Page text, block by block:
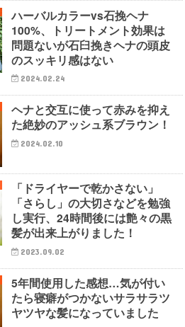
ハーバルカラーvs石挽ヘナ
100%、トリートメント効果は
問題ないが石臼挽きヘナの頭皮
のスッキリ感はない
2024.02.24
ヘナと交互に使って赤みを抑え
た絶妙のアッシュ系ブラウン！
2024.02.10
「ドライヤーで乾かさない」
「さらし」の大切さなどを勉強
し実行、24時間後には艶々の黒
髪が出来上がりました！
2023.09.02
5年間使用した感想…気が付い
たら寝癖がつかないサラサラツ
ヤツヤな髪になっていました